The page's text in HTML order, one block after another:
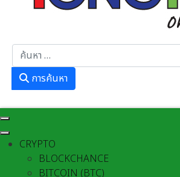
การค้นหา
CRYPTO
BLOCKCHANCE
BITCOIN (BTC)